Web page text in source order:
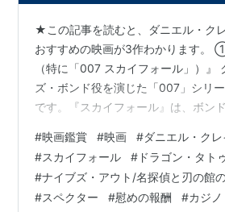
購入: 7人クリック: 59回
この商品を含むブログ (110件) を見る
刺激の強い性的暴力・拷問・性
大人向けの作品で、極めて刺激
的暴力・拷問・惨殺死体の描写が
定します。
★この記事を読むと、ダニエル・ク
おすすめの映画が3作わかります。
（特に「007 スカイフォール」）』
ズ・ボンド役を演じた「007」シリ
です。『スカイフォール』は、ボン
人間性が深掘りされた作品です。ア
見事に融合しており、シリーズの中
です。 公開日順 ①『007/カジノ・
リンク Amazon Prime Video(動画配
#映画鑑賞 #映画 #ダニエル・ク
#スカイフォール # ドラゴン・タト
#ナイブズ・アウト/名探偵と刃の館
#スペクター #慰めの報酬 #カジ